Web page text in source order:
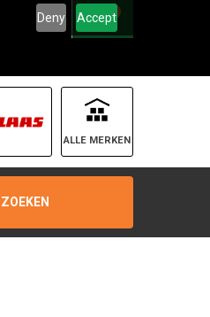
Deny Accept
0
ALLE MERKEN
ZOEKEN